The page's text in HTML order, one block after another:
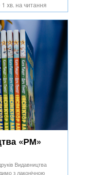
1 хв. на читання
«РМ»
Видавництва
з лаконічною